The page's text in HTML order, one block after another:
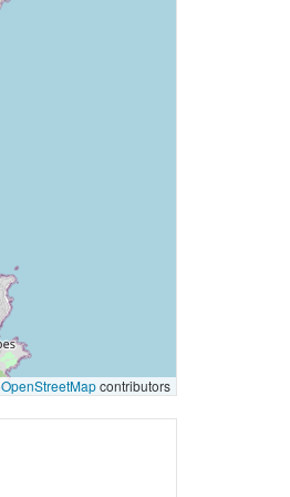
OpenStreetMapcontributors